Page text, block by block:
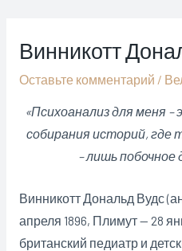
содержимому
Винникотт
Оставьте комментарий /
«Психоанализ для меня
собирания историй,
– лишь побочное
Винникотт Дональд Вудс
апреля 1896, Плимут — 28
британский педиатр и